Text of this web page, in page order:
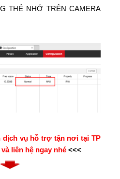
THẺ NHỚ TRÊN CAMERA
dịch vụ hỗ trợ tận nơi tại TP
liên hệ ngay nhé<<<